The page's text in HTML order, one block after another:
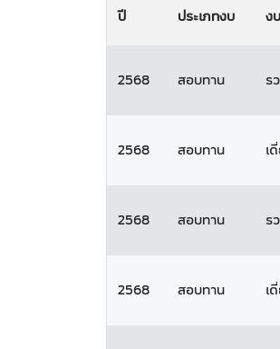
ปี ประเภทงบ ง
2568 สอบทาน ร
2568 สอบทาน เ
2568 สอบทาน ร
2568 สอบทาน เ